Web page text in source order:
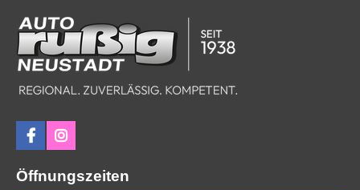
Öffnungszeiten